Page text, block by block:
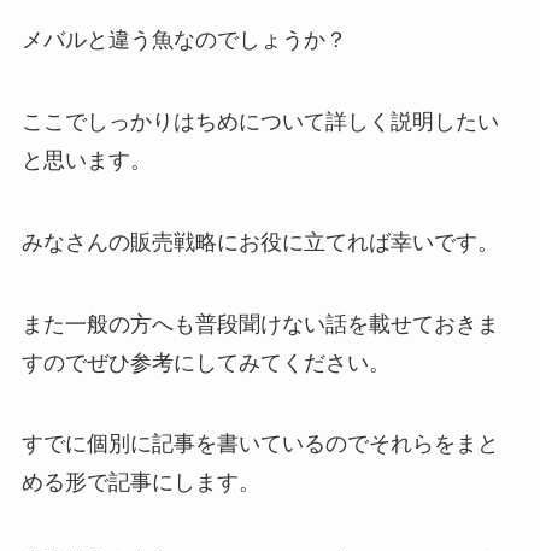
メバルと違う魚なのでしょうか？
ここでしっかりはちめについて詳しく説明したい
と思います。
みなさんの販売戦略にお役に立てれば幸いです。
また一般の方へも普段聞けない話を載せておきま
すのでぜひ参考にしてみてください。
すでに個別に記事を書いているのでそれらをまと
める形で記事にします。